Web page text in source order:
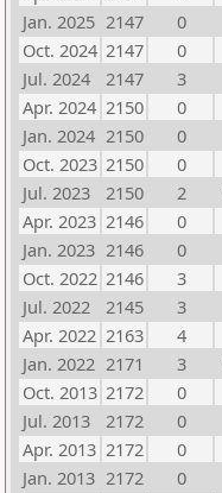
Jan. 2025 2147 0
Oct. 2024 2147 0
Jul. 2024
2147 3
Apr. 2024 2150 0
Jan. 2024 2150 0
Oct. 2023 2150 0
Jul. 2023
2150 2
Apr. 2023 2146 0
Jan. 2023 2146 0
Oct. 2022 2146 3
Jul. 2022
2145 3
Apr. 2022 2163 4
Jan. 2022 2171 3
Oct. 2013 2172 0
Jul. 2013
2172 0
Apr. 2013 2172 0
Jan. 2013 2172 0